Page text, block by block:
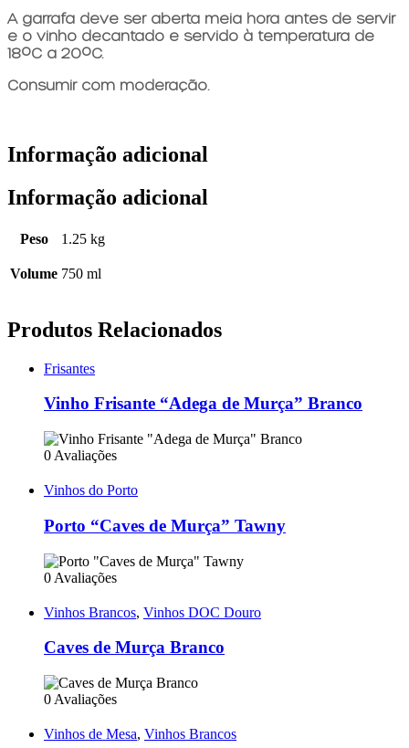
A garrafa deve ser aberta meia hora antes de servir
e o vinho decantado e servido à temperatura de
18ºC a 20ºC.
Consumir com moderação.
Informação adicional
Informação adicional
Peso 1.25 kg
Volume 750 ml
Produtos Relacionados
Frisantes
Vinho Frisante “Adega de Murça” Branco
0 Avaliações
Vinhos do Porto
Porto “Caves de Murça” Tawny
0 Avaliações
Vinhos Brancos, Vinhos DOC Douro
Caves de Murça Branco
0 Avaliações
Vinhos de Mesa, Vinhos Brancos